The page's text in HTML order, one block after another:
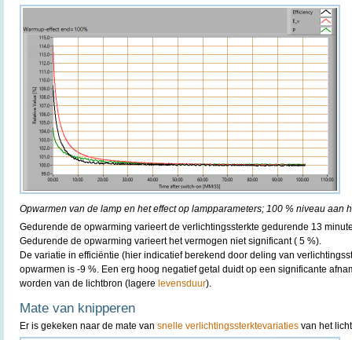
Opwarmen van de lamp en het effect op lampparameters; 100 % niveau aan
Gedurende de opwarming varieert de verlichtingssterkte gedurende 13
Gedurende de opwarming varieert het vermogen niet significant ( 5 %).
De variatie in efficiëntie (hier indicatief berekend door deling van
opwarmen is -9 %. Een erg hoog negatief getal duidt op een significante
worden van de lichtbron (lagere levensduur).
Mate van knipperen
Er is gekeken naar de mate van snelle verlichtingssterktevariaties van het